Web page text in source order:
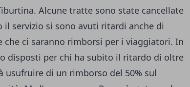
Alcune tratte sono state cancellate
servizio si sono avuti ritardi anche di
che ci saranno rimborsi per i viaggiatori. In
disposti per chi ha subito il ritardo di oltre
usufruire di un rimborso del 50% sul